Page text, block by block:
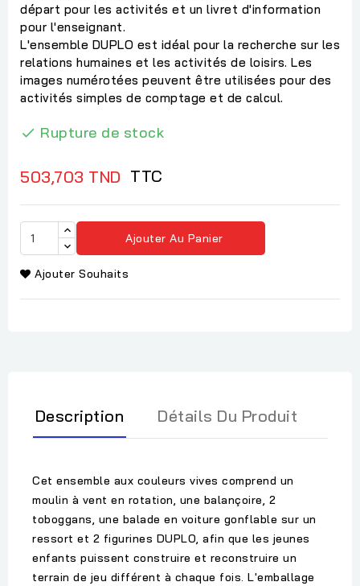
départ pour les activités et un livret d'information
pour l'enseignant.
L'ensemble DUPLO est idéal pour la recherche sur les
relations humaines et les activités de loisirs. Les
images numérotées peuvent être utilisées pour des
activités simples de comptage et de calcul.
 Rupture de stock
503,703 TND TTC
Ajouter Au Panier
Ajouter Souhaits
Description Détails Du Produit
Cet ensemble aux couleurs vives comprend un
moulin à vent en rotation, une balançoire, 2
toboggans, une balade en voiture gonflable sur un
ressort et 2 figurines DUPLO, afin que les jeunes
enfants puissent construire et reconstruire un
terrain de jeu différent à chaque fois. L'emballage